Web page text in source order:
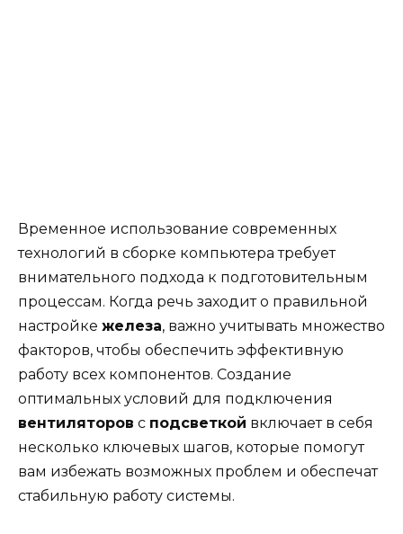
Временное использование современных
технологий в сборке компьютера требует
внимательного подхода к подготовительным
процессам. Когда речь заходит о правильной
настройке железа, важно учитывать множество
факторов, чтобы обеспечить эффективную
работу всех компонентов. Создание
оптимальных условий для подключения
вентиляторов с подсветкой включает в себя
несколько ключевых шагов, которые помогут
вам избежать возможных проблем и обеспечат
стабильную работу системы.